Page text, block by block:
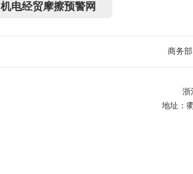
机电经贸摩擦预警网
商务部
浙
地址：